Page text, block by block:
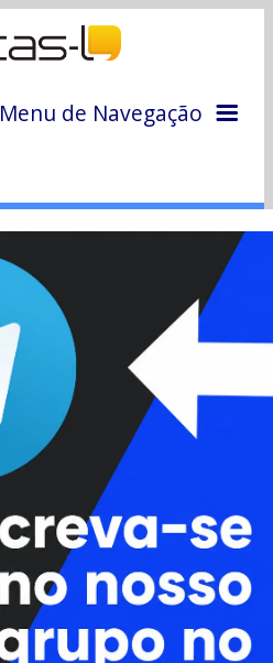
Menu de Navegação
Colunas
Colaboradores
Cursos
Enviar Dica